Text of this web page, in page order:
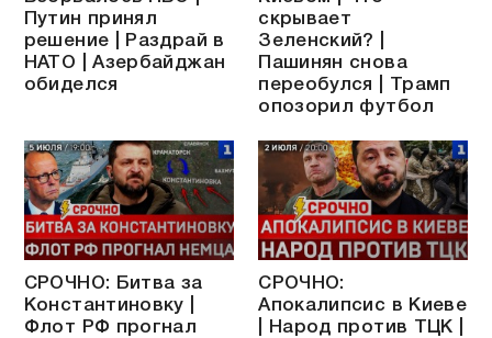
Путин принял
решение | Раздрай в
НАТО | Азербайджан
обиделся
скрывает
Зеленский? |
Пашинян снова
переобулся | Трамп
опозорил футбол
СРОЧНО: Битва за
Константиновку |
Флот РФ прогнал
СРОЧНО:
Апокалипсис в Киеве
| Народ против ТЦК |